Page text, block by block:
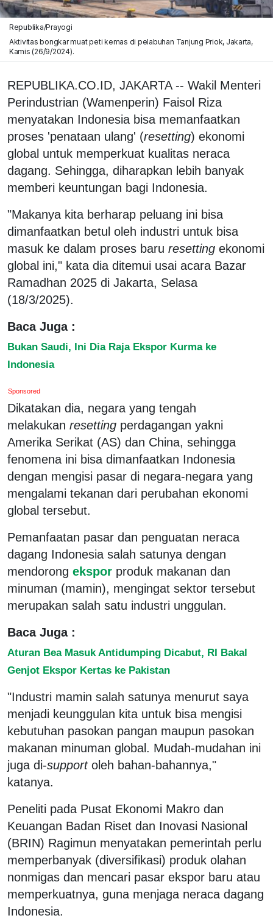
Republika/Prayogi
Aktivitas bongkar muat peti kemas di pelabuhan Tanjung Priok, Jakarta,
Kamis (26/9/2024).
REPUBLIKA.CO.ID, JAKARTA -- Wakil Menteri
Perindustrian (Wamenperin) Faisol Riza
menyatakan Indonesia bisa memanfaatkan
proses 'penataan ulang' (resetting) ekonomi
global untuk memperkuat kualitas neraca
dagang. Sehingga, diharapkan lebih banyak
memberi keuntungan bagi Indonesia.
"Makanya kita berharap peluang ini bisa
dimanfaatkan betul oleh industri untuk bisa
masuk ke dalam proses baru resetting ekonomi
global ini," kata dia ditemui usai acara Bazar
Ramadhan 2025 di Jakarta, Selasa
(18/3/2025).
Baca Juga :
Bukan Saudi, Ini Dia Raja Ekspor Kurma ke
Indonesia
Sponsored
Dikatakan dia, negara yang tengah
melakukan resetting perdagangan yakni
Amerika Serikat (AS) dan China, sehingga
fenomena ini bisa dimanfaatkan Indonesia
dengan mengisi pasar di negara-negara yang
mengalami tekanan dari perubahan ekonomi
global tersebut.
Pemanfaatan pasar dan penguatan neraca
dagang Indonesia salah satunya dengan
mendorong ekspor produk makanan dan
minuman (mamin), mengingat sektor tersebut
merupakan salah satu industri unggulan.
Baca Juga :
Aturan Bea Masuk Antidumping Dicabut, RI Bakal
Genjot Ekspor Kertas ke Pakistan
"Industri mamin salah satunya menurut saya
menjadi keunggulan kita untuk bisa mengisi
kebutuhan pasokan pangan maupun pasokan
makanan minuman global. Mudah-mudahan ini
juga di-supportoleh bahan-bahannya,"
katanya.
Peneliti pada Pusat Ekonomi Makro dan
Keuangan Badan Riset dan Inovasi Nasional
(BRIN) Ragimun menyatakan pemerintah perlu
memperbanyak (diversifikasi) produk olahan
nonmigas dan mencari pasar ekspor baru atau
memperkuatnya, guna menjaga neraca dagang
Indonesia.